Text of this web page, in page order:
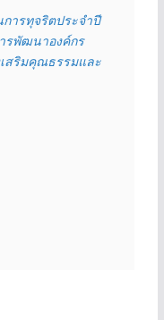
ารทุจริตประจำปี
รพัฒนาองค์กร
สริมคุณธรรมและ